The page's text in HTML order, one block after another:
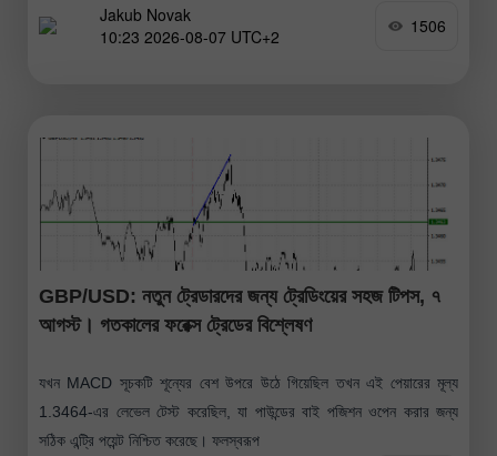
Jakub Novak
10:23 2026-08-07 UTC+2
1506
GBP/USD: নতুন ট্রেডারদের জন্য ট্রেডিংয়ের সহজ টিপস, ৭
আগস্ট। গতকালের ফরেক্স ট্রেডের বিশ্লেষণ
যখন MACD সূচকটি শূন্যের বেশ উপরে উঠে গিয়েছিল তখন এই পেয়ারের মূল্য
1.3464-এর লেভেল টেস্ট করেছিল, যা পাউন্ডের বাই পজিশন ওপেন করার জন্য
সঠিক এন্ট্রি পয়েন্ট নিশ্চিত করেছে। ফলস্বরূপ